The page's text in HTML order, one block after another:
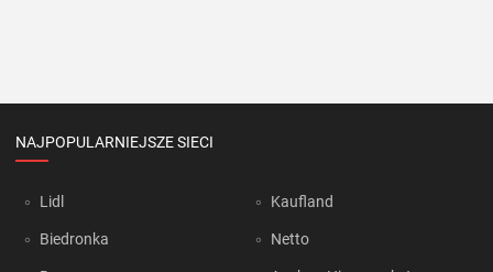
NAJPOPULARNIEJSZE SIECI
Lidl
Biedronka
Kaufland
Netto